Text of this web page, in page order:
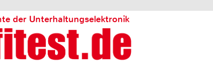
der Unterhaltungselektronik